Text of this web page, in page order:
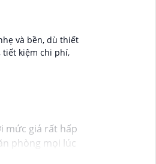
và bền, dù thiết
tiết kiệm chi phí,
mức giá rất hấp
phòng mọi lúc